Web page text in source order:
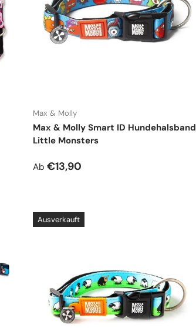
Max & Molly
Max & Molly Smart ID Hundehalsband
Little Monsters
Normaler Preis
Ab €13,90
Ausverkauft